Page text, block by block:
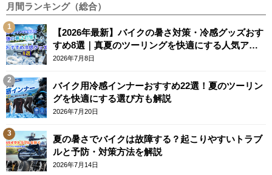
月間ランキング（総合）
【2026年最新】バイクの暑さ対策・冷感グッズおす
すめ8選｜真夏のツーリングを快適にする人気アイ
テム
2026年7月8日
バイク用冷感インナーおすすめ22選！夏のツーリン
グを快適にする選び方も解説
2026年7月20日
夏の暑さでバイクは故障する？起こりやすいトラブ
ルと予防・対策方法を解説
2026年7月14日